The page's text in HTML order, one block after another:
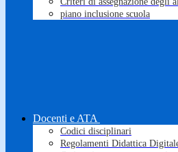
piano inclusione scuola
Docenti e ATA
Codici disciplinari
Regolamenti Didattica